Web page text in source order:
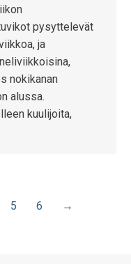
pysyttelevät
ja
nokikanan
alussa.
kuulijoita,
5 6 →